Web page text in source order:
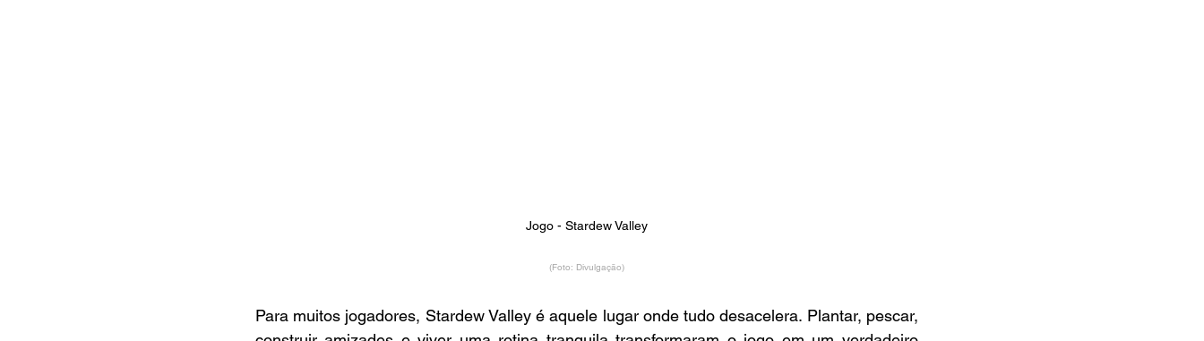
Jogo - Stardew Valley
(Foto: Divulgação)
Para muitos jogadores, Stardew Valley é aquele lugar onde tudo desacelera. Plantar, pescar,